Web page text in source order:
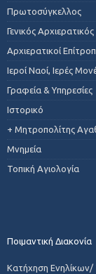
Πρωτοσύγκελλος
Γενικός
Αρχιερατικοί
Ιεροί Ναοί, Ιερές
Γραφεία & Υπηρεσίες
Ιστορικό
+ Μητροπολίτης
Μνημεία
Τοπική Αγιολογία
Ποιμαντική Διακονία
Κατήχηση